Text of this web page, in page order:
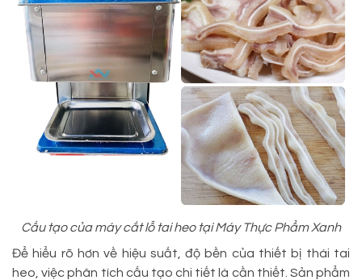
Cấu tạo của máy cắt lỗ tai heo tại Máy Thực Phẩm Xanh
Để hiểu rõ hơn về hiệu suất, độ bền của thiết bị thái tai
heo, việc phân tích cấu tạo chi tiết là cần thiết. Sản phẩm